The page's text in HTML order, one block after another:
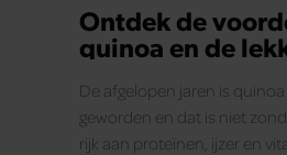
Ontdek de
quinoa en de
‘superfood’
De afgelopen jaren is
geworden en dat is niet
rijk aan proteïnen, ijzer en